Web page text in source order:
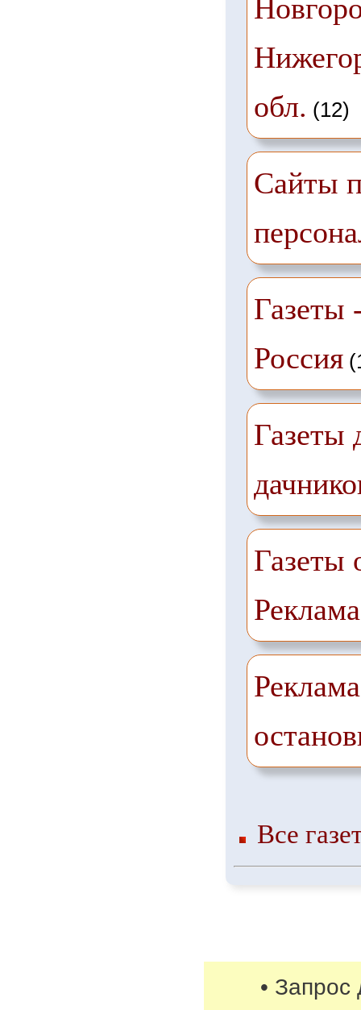
обл. (12)
Сайты
Газеты
Россия
Газеты
Газеты
Все
• Запрос